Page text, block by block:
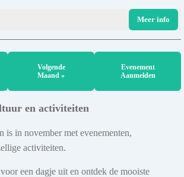
Meer info
Volgende
Maand »
Evenement
Aanmelden
en activiteiten
is in november met evenementen,
activiteiten.
een dagje uit en ontdek de mooiste